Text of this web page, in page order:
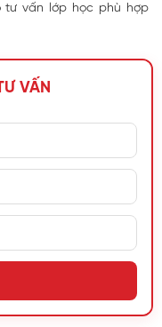
tư vấn lớp học phù hợp
VẤN